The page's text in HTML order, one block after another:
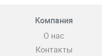
Компания
О нас
Контакты